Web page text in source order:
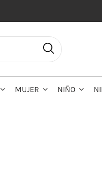
MUJER NIÑO